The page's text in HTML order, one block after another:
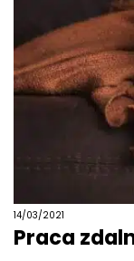
14/03/2021
Praca